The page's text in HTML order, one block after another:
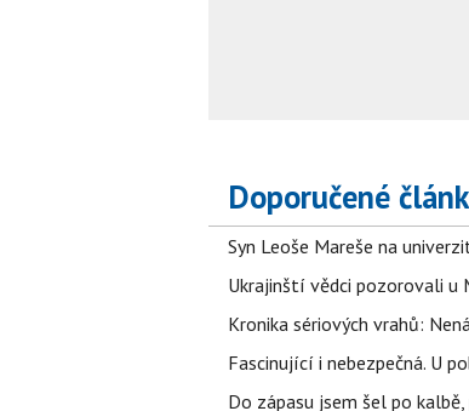
Doporučené
Syn Leoše Mareše na
Ukrajinští vědci pozorovali u
Kronika sériových vrahů:
Fascinující i nebezpečná. U
Do zápasu jsem šel po